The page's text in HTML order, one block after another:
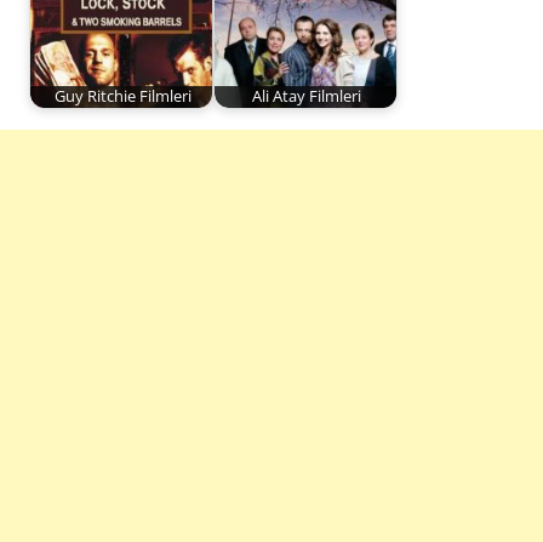
Guy Ritchie Filmleri Ali Atay Filmleri